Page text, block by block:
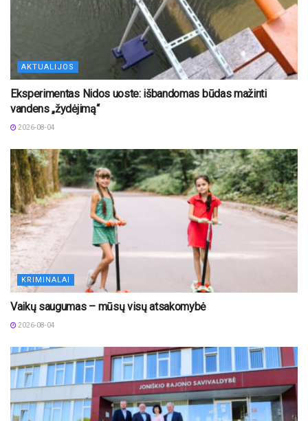
AKTUALIJOS
Eksperimentas Nidos uoste: išbandomas būdas mažinti
vandens „žydėjimą“
2026-08-04
KRIMINALAI
Vaikų saugumas – mūsų visų atsakomybė
2026-08-04